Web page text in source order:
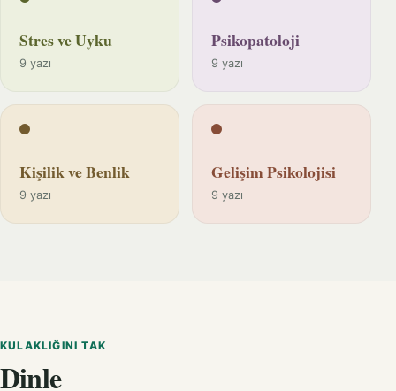
Stres ve Uyku
9 yazı
Psikopatoloji
9 yazı
Kişilik ve Benlik
9 yazı
Gelişim Psikolojisi
9 yazı
KULAKLIĞINI TAK
Dinle